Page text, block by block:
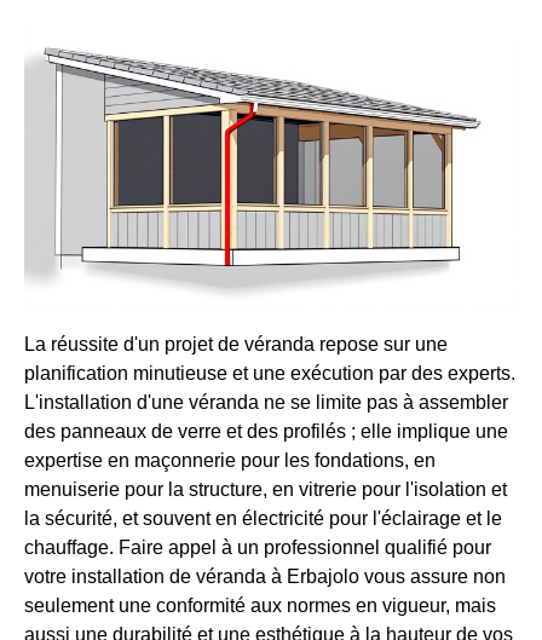
La réussite d'un projet de véranda repose sur une
planification minutieuse et une exécution par des experts.
L'installation d'une véranda ne se limite pas à assembler
des panneaux de verre et des profilés ; elle implique une
expertise en maçonnerie pour les fondations, en
menuiserie pour la structure, en vitrerie pour l'isolation et
la sécurité, et souvent en électricité pour l'éclairage et le
chauffage. Faire appel à un professionnel qualifié pour
votre installation de véranda à Erbajolo vous assure non
seulement une conformité aux normes en vigueur, mais
aussi une durabilité et une esthétique à la hauteur de vos